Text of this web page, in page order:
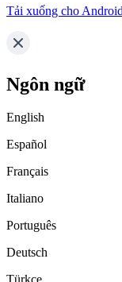
Tải xuống cho Android
Ngôn ngữ
English
Español
Français
Italiano
Português
Deutsch